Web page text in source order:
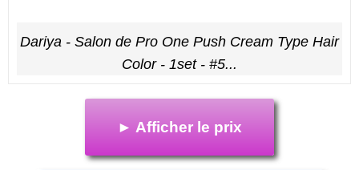
Dariya - Salon de Pro One Push Cream Type Hair
Color - 1set - #5...
► Afficher le prix